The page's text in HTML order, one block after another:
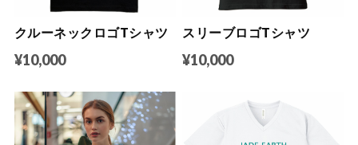
クルーネックロゴTシャツ
¥10,000
スリーブロゴTシャツ
¥10,000